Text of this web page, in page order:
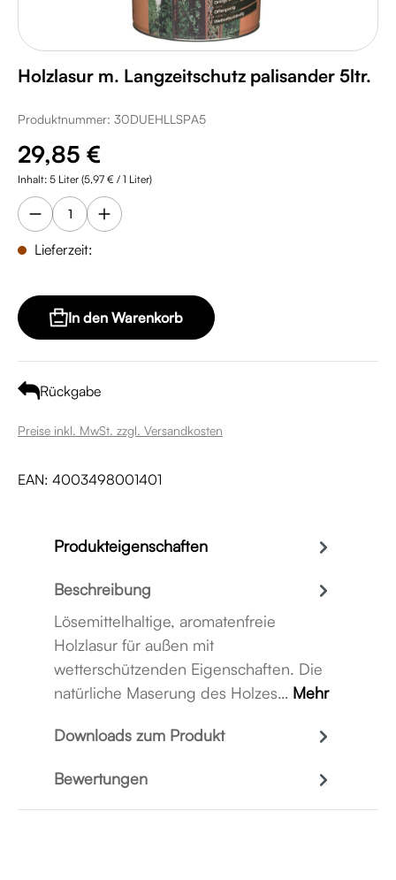
Holzlasur m. Langzeitschutz palisander 5ltr.
Produktnummer: 30DUEHLLSPA5
Regulärer Preis:
29,85 €
Inhalt: 5 Liter (5,97 € / 1 Liter)
Lieferzeit:
In den Warenkorb
Rückgabe
Preise inkl. MwSt. zzgl. Versandkosten
EAN: 4003498001401
Produkteigenschaften
Beschreibung
Lösemittelhaltige, aromatenfreie
Holzlasur für außen mit
wetterschützenden Eigenschaften. Die
natürliche Maserung des Holzes… Mehr
Downloads zum Produkt
Bewertungen